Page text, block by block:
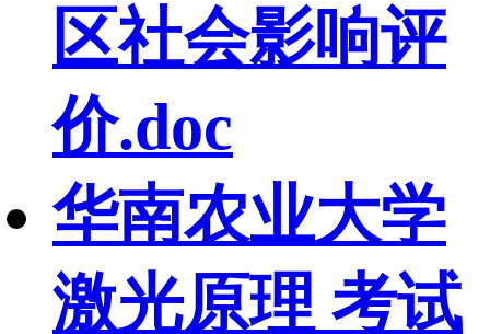
区社会影响评
价.doc
华南农业大学
激光原理 考试